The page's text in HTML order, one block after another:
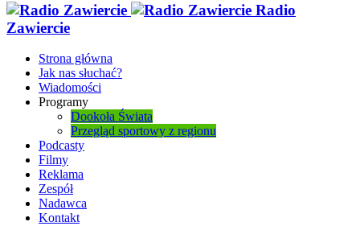
Radio
Zawiercie
Strona główna
Jak nas słuchać?
Wiadomości
Programy
Dookoła Świata
Przegląd sportowy z regionu
Podcasty
Filmy
Reklama
Zespół
Nadawca
Kontakt